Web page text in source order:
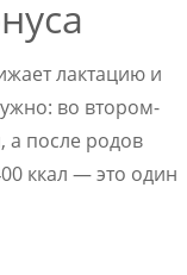
лактацию и
во втором-
а после родов
ккал — это один